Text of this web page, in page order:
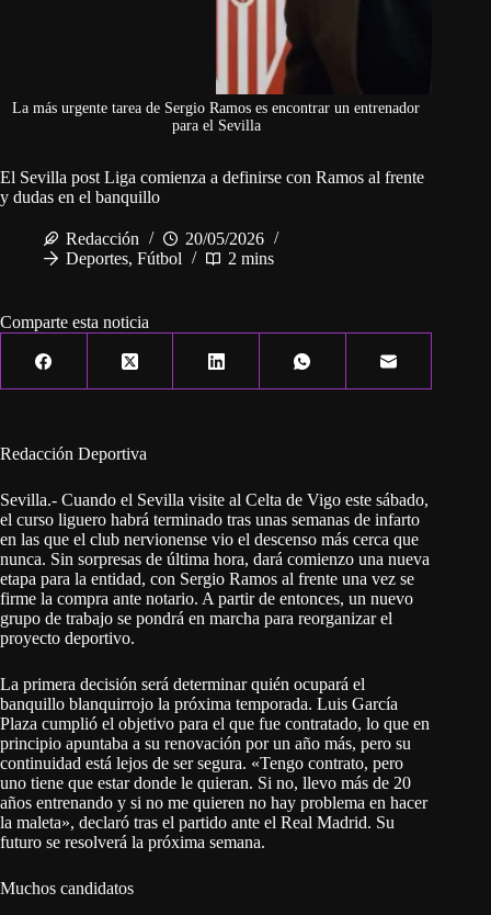
La más urgente tarea de Sergio Ramos es encontrar un entrenador
para el Sevilla
El Sevilla post Liga comienza a definirse con Ramos al frente
y dudas en el banquillo
Redacción
20/05/2026
Deportes, Fútbol 2 mins
Comparte esta noticia
Redacción Deportiva
Sevilla.- Cuando el Sevilla visite al Celta de Vigo este sábado,
el curso liguero habrá terminado tras unas semanas de infarto
en las que el club nervionense vio el descenso más cerca que
nunca. Sin sorpresas de última hora, dará comienzo una nueva
etapa para la entidad, con Sergio Ramos al frente una vez se
firme la compra ante notario. A partir de entonces, un nuevo
grupo de trabajo se pondrá en marcha para reorganizar el
proyecto deportivo.
La primera decisión será determinar quién ocupará el
banquillo blanquirrojo la próxima temporada. Luis García
Plaza cumplió el objetivo para el que fue contratado, lo que en
principio apuntaba a su renovación por un año más, pero su
continuidad está lejos de ser segura. «Tengo contrato, pero
uno tiene que estar donde le quieran. Si no, llevo más de 20
años entrenando y si no me quieren no hay problema en hacer
la maleta», declaró tras el partido ante el Real Madrid. Su
futuro se resolverá la próxima semana.
Muchos candidatos